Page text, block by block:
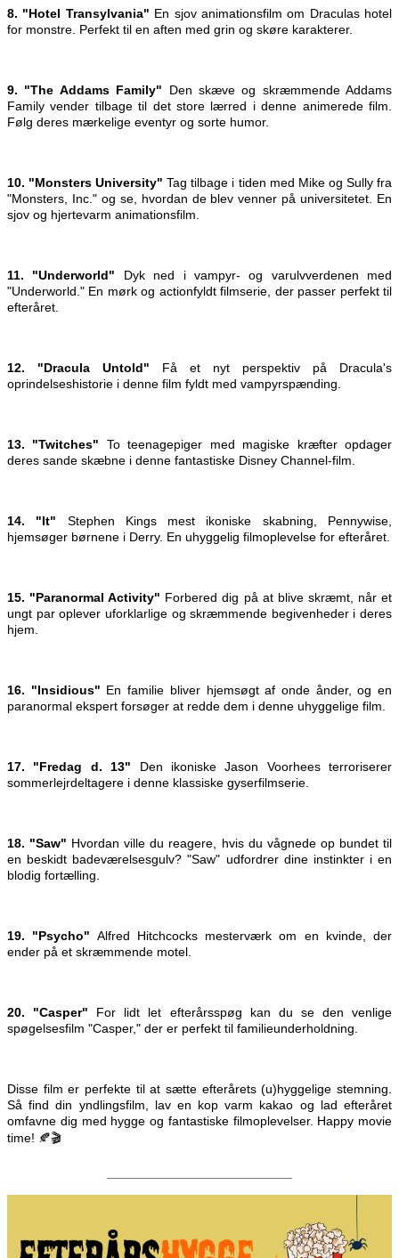
8. "Hotel Transylvania" En sjov animationsfilm om Draculas hotel
for monstre. Perfekt til en aften med grin og skøre karakterer.
9. "The Addams Family" Den skæve og skræmmende Addams
Family vender tilbage til det store lærred i denne animerede film.
Følg deres mærkelige eventyr og sorte humor.
10. "Monsters University"Tag tilbage i tiden med Mike og Sully fra
"Monsters, Inc." og se, hvordan de blev venner på universitetet. En
sjov og hjertevarm animationsfilm.
11. "Underworld" Dyk ned i vampyr- og varulvverdenen med
"Underworld." En mørk og actionfyldt filmserie, der passer perfekt til
efteråret.
12. "Dracula Untold" Få et nyt perspektiv på Dracula's
oprindelseshistorie i denne film fyldt med vampyrspænding.
13. "Twitches" To teenagepiger med magiske kræfter opdager
deres sande skæbne i denne fantastiske Disney Channel-film.
14. "It" Stephen Kings mest ikoniske skabning, Pennywise,
hjemsøger børnene i Derry. En uhyggelig filmoplevelse for efteråret.
15. "Paranormal Activity" Forbered dig på at blive skræmt, når et
ungt par oplever uforklarlige og skræmmende begivenheder i deres
hjem.
16. "Insidious" En familie bliver hjemsøgt af onde ånder, og en
paranormal ekspert forsøger at redde dem i denne uhyggelige film.
17. "Fredag d. 13" Den ikoniske Jason Voorhees terroriserer
sommerlejrdeltagere i denne klassiske gyserfilmserie.
18. "Saw" Hvordan ville du reagere, hvis du vågnede op bundet til
en beskidt badeværelsesgulv? "Saw" udfordrer dine instinkter i en
blodig fortælling.
19. "Psycho" Alfred Hitchcocks mesterværk om en kvinde, der
ender på et skræmmende motel.
20. "Casper" For lidt let efterårsspøg kan du se den venlige
spøgelsesfilm "Casper," der er perfekt til familieunderholdning.
Disse film er perfekte til at sætte efterårets (u)hyggelige stemning.
Så find din yndlingsfilm, lav en kop varm kakao og lad efteråret
omfavne dig med hygge og fantastiske filmoplevelser. Happy movie
time! 🍂🎬